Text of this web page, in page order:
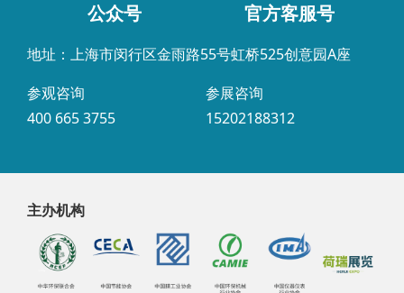
公众号 官方客服号
地址：上海市闵行区金雨路55号虹桥525创意园A座
参观咨询
400 665 3755
参展咨询
15202188312
主办机构